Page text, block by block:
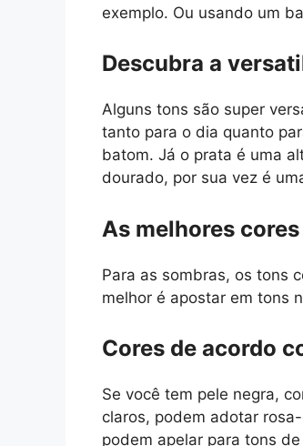
exemplo. Ou usando um
Descubra a
Alguns tons são super
tanto para o dia quanto
batom. Já o prata é uma
dourado, por sua vez é
As melhores
Para as sombras, os tons
melhor é apostar em tons
Cores de acordo
Se você tem pele negra,
claros, podem adotar
podem apelar para tons